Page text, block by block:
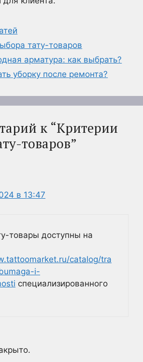
тату-товаров
арматура: как выбрать?
уборку после ремонта?
к “Критерии
товаров”
в 13:47
товары доступны на
catalog/tra
i-
специализированного